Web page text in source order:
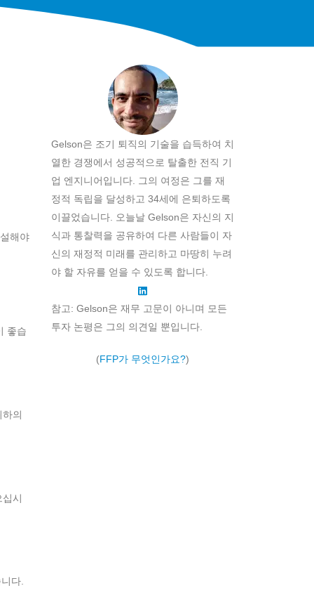
해야
좋습
의
시
다.
Gelson은 조기 퇴직의 기술을 습득하여 치
열한 경쟁에서 성공적으로 탈출한 전직 기
업 엔지니어입니다. 그의 여정은 그를 재
정적 독립을 달성하고 34세에 은퇴하도록
이끌었습니다. 오늘날 Gelson은 자신의 지
식과 통찰력을 공유하여 다른 사람들이 자
신의 재정적 미래를 관리하고 마땅히 누려
야 할 자유를 얻을 수 있도록 합니다.
참고: Gelson은 재무 고문이 아니며 모든
투자 논평은 그의 의견일 뿐입니다.
(FFP가 무엇인가요?)